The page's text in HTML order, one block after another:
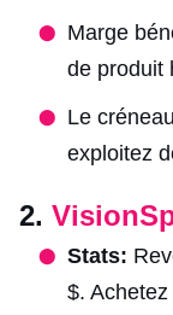
Marge
de produit
Le
exploitez
2.
Stats:
$.